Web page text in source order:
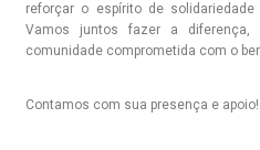
reforçar o espírito de
Vamos juntos fazer a
comunidade comprometida com o
Contamos com sua presença e apoio!